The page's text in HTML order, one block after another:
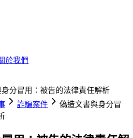
於我們
分冒用：被告的法律責任解析
詐騙案件
偽造文書與身分冒